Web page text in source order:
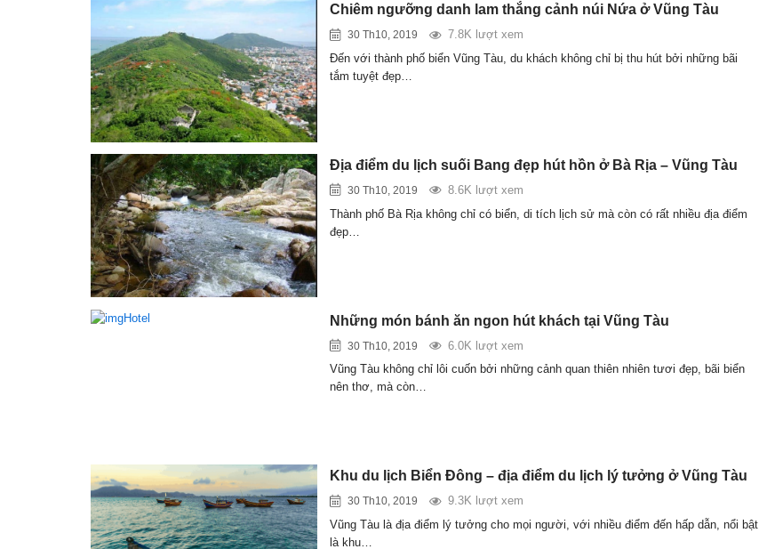
Chiêm ngưỡng danh lam thắng cảnh núi Nứa ở Vũng Tàu
30 Th10, 2019
7.8K lượt xem
Đến với thành phố biển Vũng Tàu, du khách không chỉ bị thu hút bởi những bãi
tắm tuyệt đẹp…
Địa điểm du lịch suối Bang đẹp hút hồn ở Bà Rịa – Vũng Tàu
30 Th10, 2019
8.6K lượt xem
Thành phố Bà Rịa không chỉ có biển, di tích lịch sử mà còn có rất nhiều địa điểm
đẹp…
Những món bánh ăn ngon hút khách tại Vũng Tàu
30 Th10, 2019
6.0K lượt xem
Vũng Tàu không chỉ lôi cuốn bởi những cảnh quan thiên nhiên tươi đẹp, bãi biển
nên thơ, mà còn…
Khu du lịch Biển Đông – địa điểm du lịch lý tưởng ở Vũng Tàu
30 Th10, 2019
9.3K lượt xem
Vũng Tàu là địa điểm lý tưởng cho mọi người, với nhiều điểm đến hấp dẫn, nổi bật
là khu…